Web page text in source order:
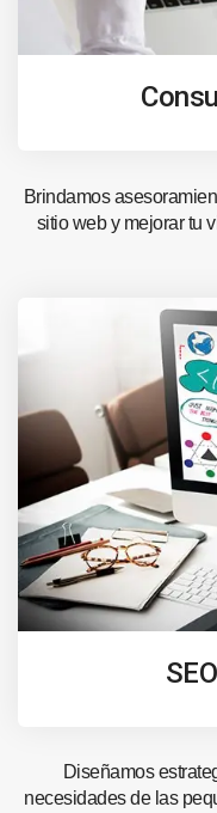
Brindamos
sitio web y mejorar tu
Diseñamos
necesidades de las